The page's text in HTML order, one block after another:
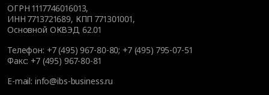
ОГРН 1117746016013,
ИНН 7713721689, КПП 771301001,
Основной ОКВЭД 62.01
Телефон: +7 (495) 967-80-80; +7 (495) 795-07-51
Факс: +7 (495) 967-80-81
E-mail: info@ibs-business.ru